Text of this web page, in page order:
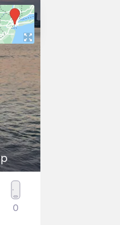
0